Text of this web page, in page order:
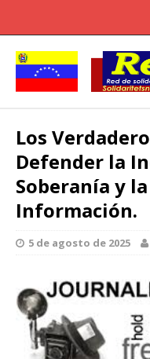
Los
Defender la
Soberanía y
Información.
5 de agosto de 2025